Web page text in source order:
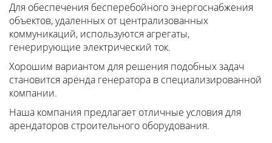
Для обеспечения бесперебойного энергоснабжения
объектов, удаленных от централизованных
коммуникаций, используются агрегаты,
генерирующие электрический ток.
Хорошим вариантом для решения подобных задач
становится аренда генератора в специализированной
компании.
Наша компания предлагает отличные условия для
арендаторов строительного оборудования.